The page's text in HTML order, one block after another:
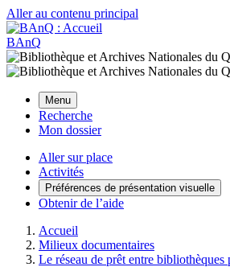
Aller au contenu principal
BAnQ
Menu
Recherche
Mon dossier
Aller sur place
Activités
Préférences de présentation visuelle
Obtenir de l’aide
Accueil
Milieux documentaires
Le réseau de prêt entre bibliothèques